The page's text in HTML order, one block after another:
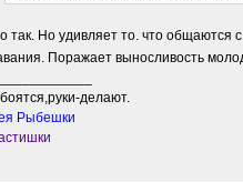
так. Но удивляет то. что общаются
Поражает выносливость
делают.
Рыбешки